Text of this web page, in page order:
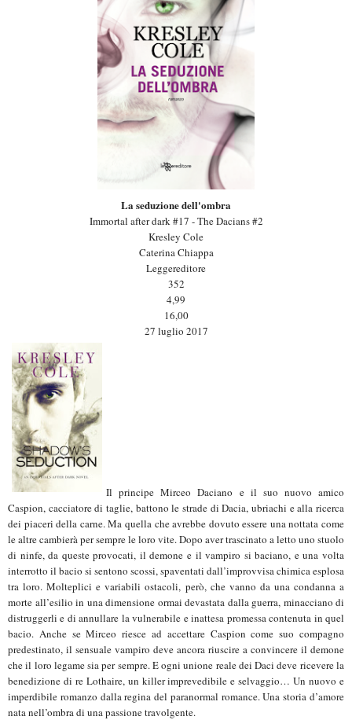
La seduzione dell'ombra
Immortal after dark #17 - The Dacians #2
Kresley Cole
Caterina Chiappa
Leggereditore
352
4,99
16,00
27 luglio 2017
Il principe Mirceo Daciano e il suo nuovo amico
Caspion, cacciatore di taglie, battono le strade di Dacia, ubriachi e alla ricerca
dei piaceri della carne. Ma quella che avrebbe dovuto essere una nottata come
le altre cambierà per sempre le loro vite. Dopo aver trascinato a letto uno stuolo
di ninfe, da queste provocati, il demone e il vampiro si baciano, e una volta
interrotto il bacio si sentono scossi, spaventati dall’improvvisa chimica esplosa
tra loro. Molteplici e variabili ostacoli, però, che vanno da una condanna a
morte all’esilio in una dimensione ormai devastata dalla guerra, minacciano di
distruggerli e di annullare la vulnerabile e inattesa promessa contenuta in quel
bacio. Anche se Mirceo riesce ad accettare Caspion come suo compagno
predestinato, il sensuale vampiro deve ancora riuscire a convincere il demone
che il loro legame sia per sempre. E ogni unione reale dei Daci deve ricevere la
benedizione di re Lothaire, un killer imprevedibile e selvaggio… Un nuovo e
imperdibile romanzo dalla regina del paranormal romance. Una storia d’amore
nata nell’ombra di una passione travolgente.